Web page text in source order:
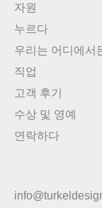
자원
누르다
우리는 어디에서
직업
고객 후기
수상 및 영예
연락하다